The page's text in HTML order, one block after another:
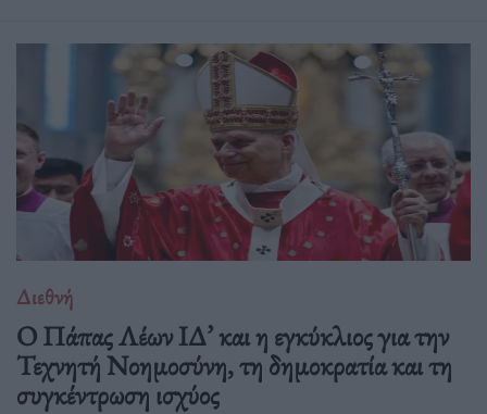
Διεθνή
Ο Πάπας Λέων ΙΔ’ και η εγκύκλιος για την
Τεχνητή Νοημοσύνη, τη δημοκρατία και τη
συγκέντρωση ισχύος